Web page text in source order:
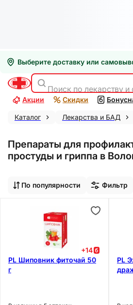
Выберите доставку или
Поиск по лекарству
Акции Скидки
Каталог Лекарства и БАД
Препараты для
простуды и гриппа в
По популярности Фильтр
+14
PL Шиповник фиточай 50
г
PL